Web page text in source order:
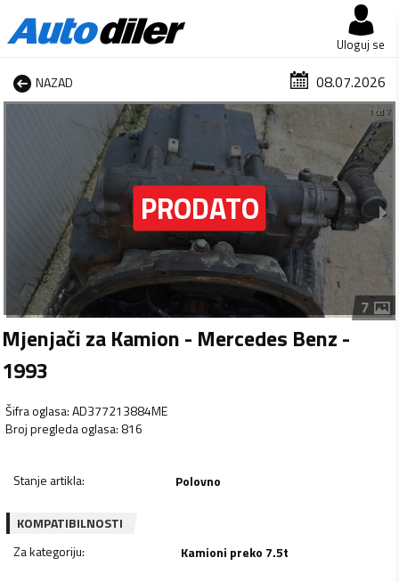
Uloguj se
NAZAD 08.07.2026
1 od 7
7
Mjenjači za Kamion - Mercedes Benz -
1993
Šifra oglasa:AD377213884ME
Broj pregleda oglasa: 816
Stanje artikla: Polovno
KOMPATIBILNOSTI
Za kategoriju: Kamioni preko 7.5t